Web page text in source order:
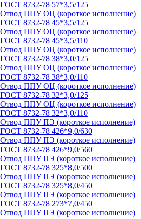
ГОСТ 8732-78 57*3,5/125
Отвод ППУ ОЦ (короткое исполнение)
ГОСТ 8732-78 45*3,5/125
Отвод ППУ ОЦ (короткое исполнение)
ГОСТ 8732-78 45*3,5/110
Отвод ППУ ОЦ (короткое исполнение)
ГОСТ 8732-78 38*3,0/125
Отвод ППУ ОЦ (короткое исполнение)
ГОСТ 8732-78 38*3,0/110
Отвод ППУ ОЦ (короткое исполнение)
ГОСТ 8732-78 32*3,0/125
Отвод ППУ ОЦ (короткое исполнение)
ГОСТ 8732-78 32*3,0/110
Отвод ППУ ПЭ (короткое исполнение)
ГОСТ 8732-78 426*9,0/630
Отвод ППУ ПЭ (короткое исполнение)
ГОСТ 8732-78 426*9,0/560
Отвод ППУ ПЭ (короткое исполнение)
ГОСТ 8732-78 325*8,0/500
Отвод ППУ ПЭ (короткое исполнение)
ГОСТ 8732-78 325*8,0/450
Отвод ППУ ПЭ (короткое исполнение)
ГОСТ 8732-78 273*7,0/450
Отвод ППУ ПЭ (короткое исполнение)